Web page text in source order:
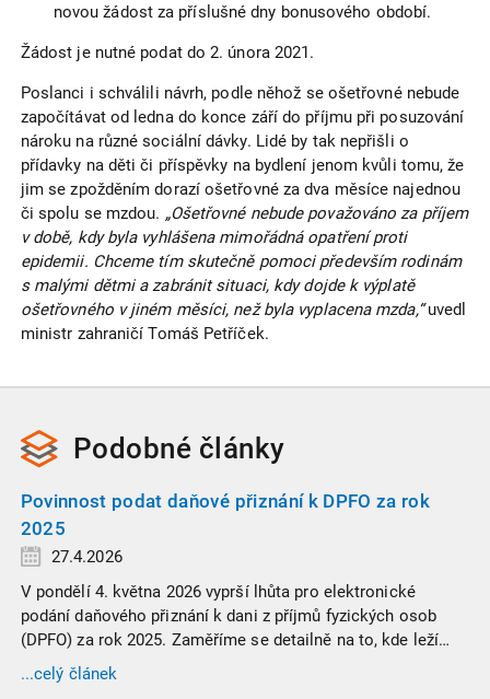
novou žádost za příslušné dny bonusového období.
Žádost je nutné podat do 2. února 2021.
Poslanci i schválili návrh, podle něhož se ošetřovné nebude
započítávat od ledna do konce září do příjmu při posuzování
nároku na různé sociální dávky. Lidé by tak nepřišli o
přídavky na děti či příspěvky na bydlení jenom kvůli tomu, že
jim se zpožděním dorazí ošetřovné za dva měsíce najednou
či spolu se mzdou. „Ošetřovné nebude považováno za příjem
v době, kdy byla vyhlášena mimořádná opatření proti
epidemii. Chceme tím skutečně pomoci především rodinám
s malými dětmi a zabránit situaci, kdy dojde k výplatě
ošetřovného v jiném měsíci, než byla vyplacena mzda,“uvedl
ministr zahraničí Tomáš Petříček.
Podobné články
Povinnost podat daňové přiznání k DPFO za rok
2025
27.4.2026
V pondělí 4. května 2026 vyprší lhůta pro elektronické
podání daňového přiznání k dani z příjmů fyzických osob
(DPFO) za rok 2025. Zaměříme se detailně na to, kde leží
hranice povinnosti přiznání podat, jaké jsou nejčastější
chytáky v soubězích příjmů a na co si dát v roce 2026
...celý článek